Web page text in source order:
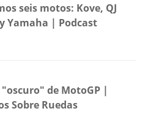
seis motos: Kove, QJ
Yamaha | Podcast
"oscuro" de MotoGP |
Sobre Ruedas